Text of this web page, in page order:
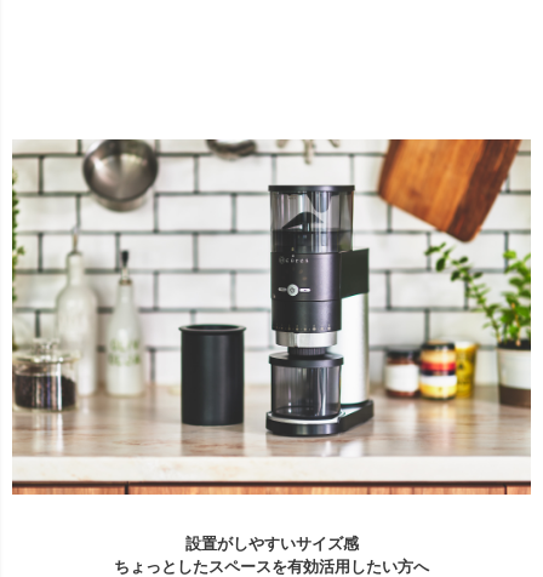
設置がしやすいサイズ感
ちょっとしたスペースを有効活用したい方へ